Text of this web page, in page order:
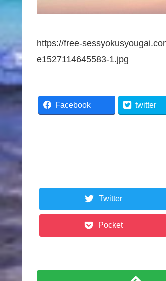
https://free-
e1527114645583-1.jpg
Facebook twitter
Twitter
Pocket